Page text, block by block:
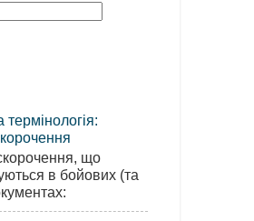
термінологія:
що
в бойових (та